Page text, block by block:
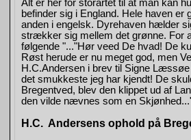
Alt er her for storartet til at man kan
befinder sig i England. Hele haven
anden i engelsk. Dyrehaven hælder
strækker sig mellem det grønne. For
følgende "..."Hør veed De hvad! De
Røst herude er nu meget god, men
H.C.Andersen i brev til Signe
det smukkeste jeg har kjendt! De
Bregentved, blev den klippet ud af
den vilde nævnes som en
H.C. Andersens ophold på